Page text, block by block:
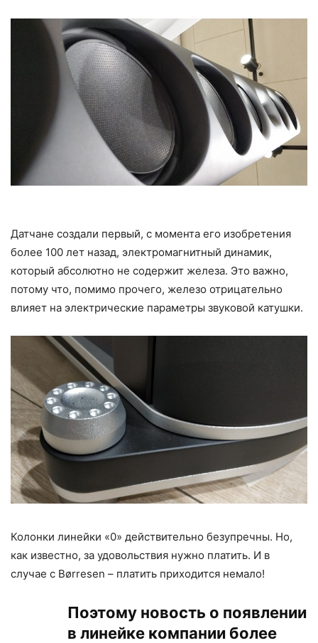
Датчане создали первый, с момента его изобретения
более 100 лет назад, электромагнитный динамик,
который абсолютно не содержит железа. Это важно,
потому что, помимо прочего, железо отрицательно
влияет на электрические параметры звуковой катушки.
Колонки линейки «0» действительно безупречны. Но,
как известно, за удовольствия нужно платить. И в
случае с Børresen – платить приходится немало!
Поэтому новость о появлении
в линейке компании более